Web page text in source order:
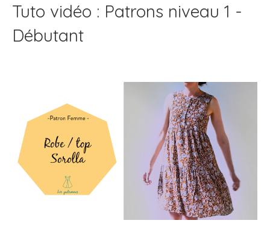
Tuto vidéo : Patrons niveau 1 -
Débutant